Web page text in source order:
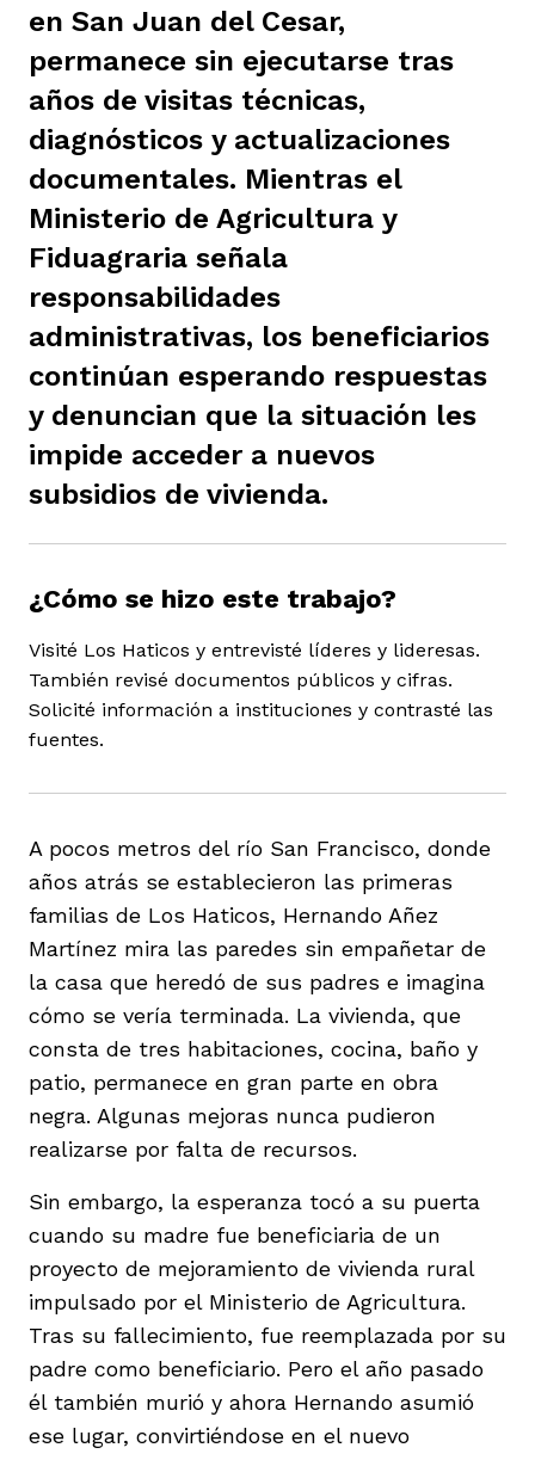
en San Juan del Cesar,
permanece sin ejecutarse tras
años de visitas técnicas,
diagnósticos y actualizaciones
documentales. Mientras el
Ministerio de Agricultura y
Fiduagraria señala
responsabilidades
administrativas, los beneficiarios
continúan esperando respuestas
y denuncian que la situación les
impide acceder a nuevos
subsidios de vivienda.
¿Cómo se hizo este trabajo?
Visité Los Haticos y entrevisté líderes y lideresas.
También revisé documentos públicos y cifras.
Solicité información a instituciones y contrasté las
fuentes.
A pocos metros del río San Francisco, donde
años atrás se establecieron las primeras
familias de Los Haticos, Hernando Añez
Martínez mira las paredes sin empañetar de
la casa que heredó de sus padres e imagina
cómo se vería terminada. La vivienda, que
consta de tres habitaciones, cocina, baño y
patio, permanece en gran parte en obra
negra. Algunas mejoras nunca pudieron
realizarse por falta de recursos.
Sin embargo, la esperanza tocó a su puerta
cuando su madre fue beneficiaria de un
proyecto de mejoramiento de vivienda rural
impulsado por el Ministerio de Agricultura.
Tras su fallecimiento, fue reemplazada por su
padre como beneficiario. Pero el año pasado
él también murió y ahora Hernando asumió
ese lugar, convirtiéndose en el nuevo
2023
Baja
del Cesar
Ana
periodistas locales
nuestro contenido